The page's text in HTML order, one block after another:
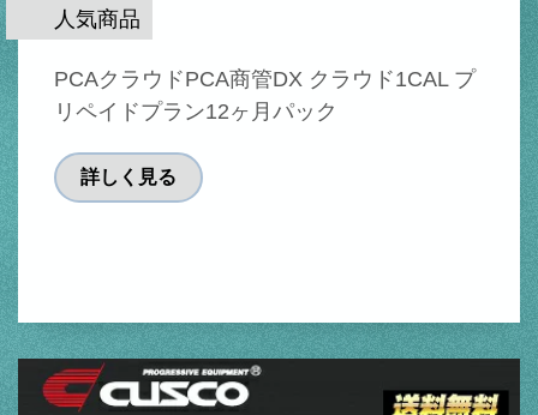
人気商品
PCAクラウドPCA商管DX クラウド1CAL プ
リペイドプラン12ヶ月パック
詳しく見る